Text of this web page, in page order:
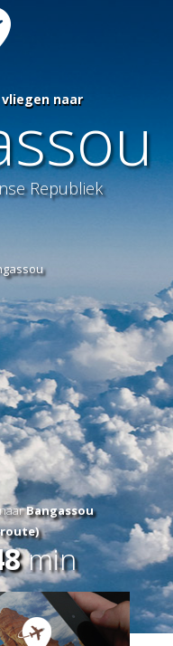
naar
Republiek
Bangassou
min